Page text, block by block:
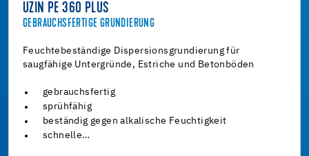
UZIN PE 360 PLUS
GEBRAUCHSFERTIGE GRUNDIERUNG
Feuchtebeständige Dispersionsgrundierung für
saugfähige Untergründe, Estriche und Betonböden
gebrauchsfertig
sprühfähig
beständig gegen alkalische Feuchtigkeit
schnelle…